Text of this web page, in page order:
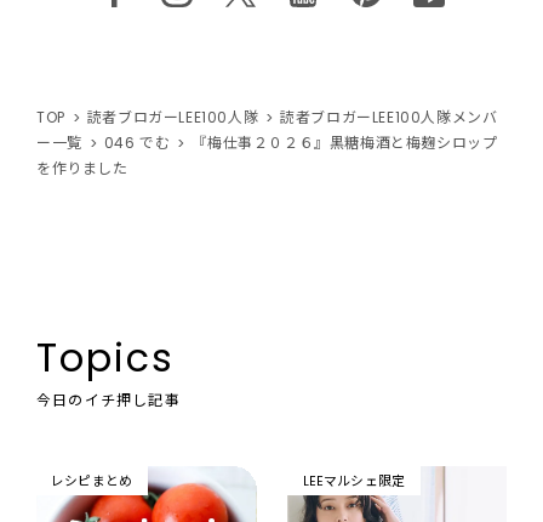
TOP 読者ブロガーLEE100人隊
読者ブロガーLEE100人隊メンバ
ー一覧
046 でむ
『梅仕事２０２６』黒糖梅酒と梅麹シロップ
を作りました
Topics
今日のイチ押し記事
レシピまとめ LEEマルシェ限定